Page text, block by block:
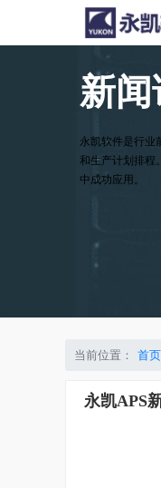
新
永凯软件是行业
和生产计划排程
中成功应用。
当前位置： 首页
永凯APS